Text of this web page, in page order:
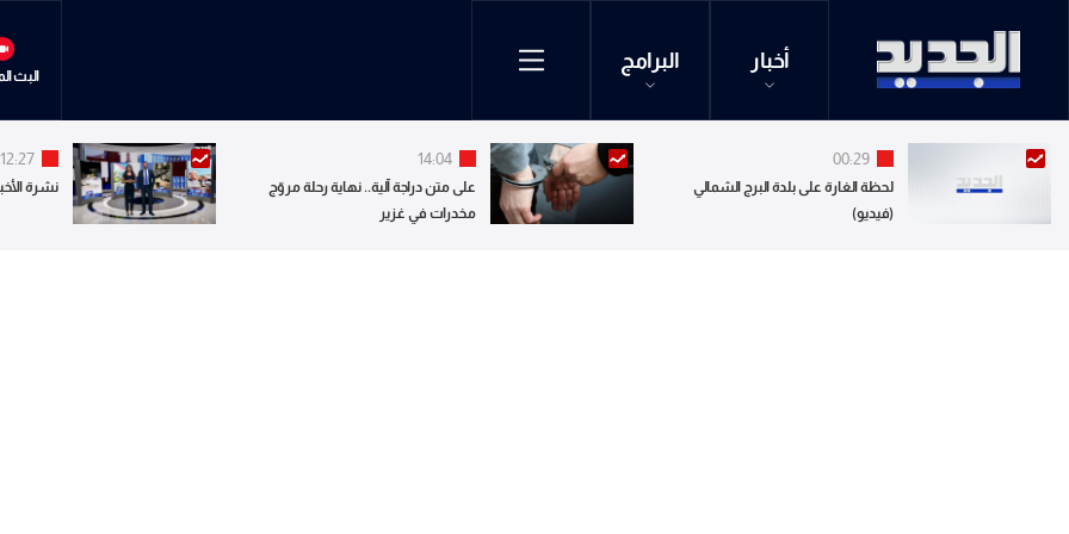
أخبار البرامج
البث
00:29
لحظة الغارة على بلدة البرج الشمالي
(فيديو)
14:04
على متن دراجة آلية.. نهاية رحلة مروّج
مخدرات في غزير
12:27
نشرة